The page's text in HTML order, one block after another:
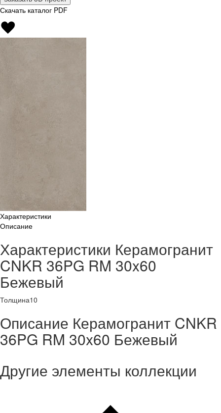
Скачать каталог PDF
Характеристики
Описание
Характеристики Керамогранит
CNKR 36PG RM 30x60
Бежевый
Толщина10
Описание Керамогранит CNKR
36PG RM 30x60 Бежевый
Другие элементы коллекции